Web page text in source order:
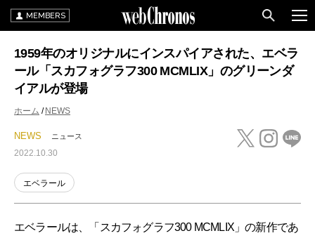
MEMBERS
1959年のオリジナルにインスパイアされた、エベラ
ール「スカフォグラフ300 MCMLIX」のグリーンダ
イアルが登場
ホーム NEWS
NEWS ニュース
2022.10.30
エベラール
エベラールは、「スカフォグラフ300 MCMLIX」の新作であ